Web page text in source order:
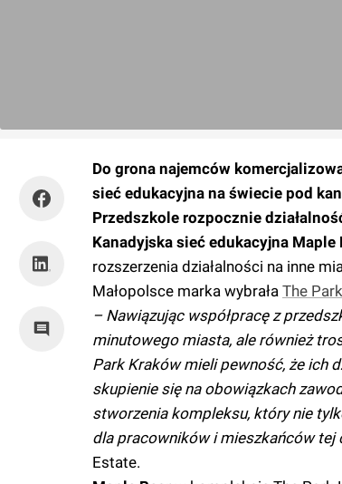
Do grona najemców
sieć edukacyjna na świecie pod
Przedszkole rozpocznie
Kanadyjska sieć edukacyjna Maple
rozszerzenia działalności na inne
Małopolsce marka wybrała The
– Nawiązując współpracę z
minutowego miasta, ale również
Park Kraków mieli pewność, że ich
skupienie się na obowiązkach
stworzenia kompleksu, który nie
dla pracowników i mieszkańców tej
Estate.